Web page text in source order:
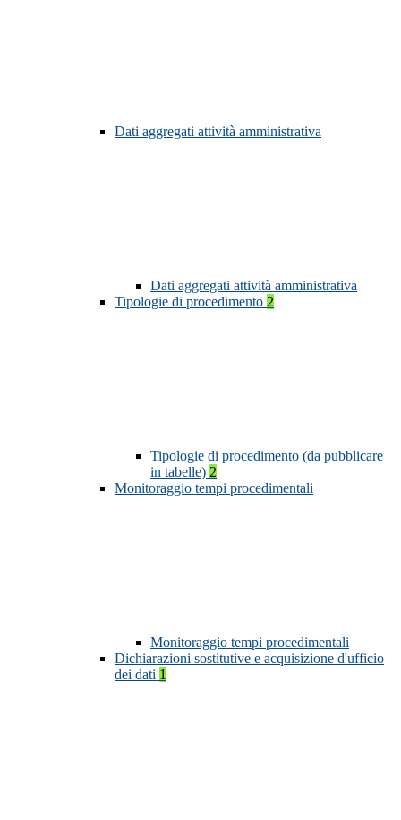
Dati aggregati attività amministrativa
Dati aggregati attività amministrativa
Tipologie di procedimento 2
Tipologie di procedimento (da pubblicare
in tabelle) 2
Monitoraggio tempi procedimentali
Monitoraggio tempi procedimentali
Dichiarazioni sostitutive e acquisizione d'ufficio
dei dati 1